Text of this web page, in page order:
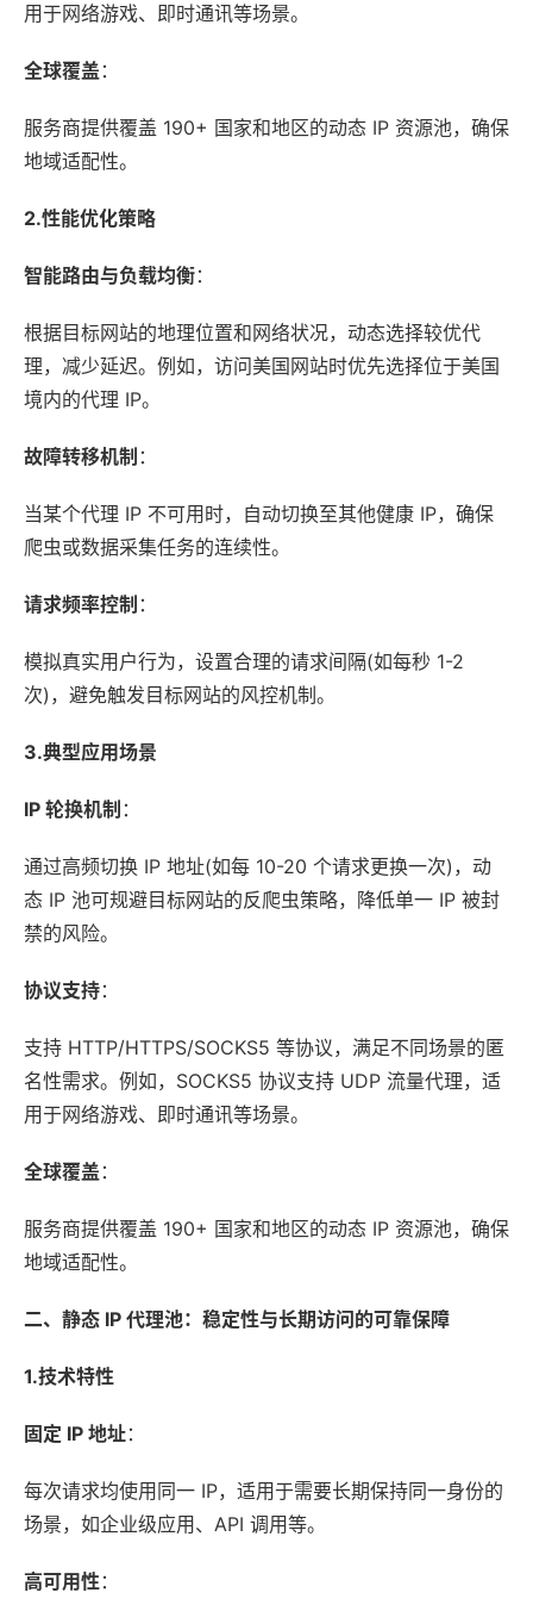
用于网络游戏、即时通讯等场景。
全球覆盖 ：
服务商提供覆盖 190+ 国家和地区的动态 IP 资源池，确保
地域适配性。
2.性能优化策略
智能路由与负载均衡：
根据目标网站的地理位置和网络状况，动态选择较优代
理，减少延迟。例如，访问美国网站时优先选择位于美国
境内的代理 IP。
故障转移机制 ：
当某个代理 IP 不可用时，自动切换至其他健康 IP，确保
爬虫或数据采集任务的连续性。
请求频率控制 ：
模拟真实用户行为，设置合理的请求间隔(如每秒 1-2
次)，避免触发目标网站的风控机制。
3.典型应用场景
IP 轮换机制 ：
通过高频切换 IP 地址(如每 10-20 个请求更换一次)，动
态 IP 池可规避目标网站的反爬虫策略，降低单一 IP 被封
禁的风险。
协议支持：
支持 HTTP/HTTPS/SOCKS5 等协议，满足不同场景的匿
名性需求。例如，SOCKS5 协议支持 UDP 流量代理，适
用于网络游戏、即时通讯等场景。
全球覆盖 ：
服务商提供覆盖 190+ 国家和地区的动态 IP 资源池，确保
地域适配性。
二、静态 IP 代理池：稳定性与长期访问的可靠保障
1.技术特性
固定 IP 地址：
每次请求均使用同一 IP，适用于需要长期保持同一身份的
场景，如企业级应用、API 调用等。
高可用性：